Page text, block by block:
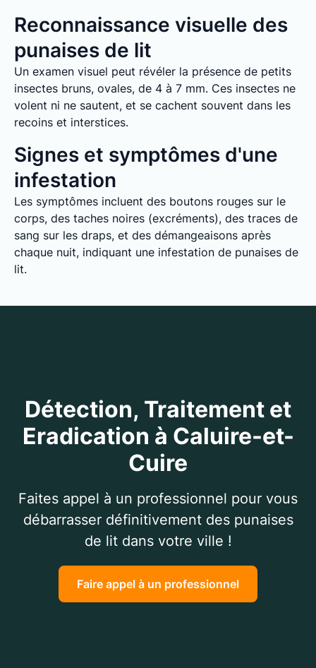
Reconnaissance visuelle des
punaises de lit
Un examen visuel peut révéler la présence de petits
insectes bruns, ovales, de 4 à 7 mm. Ces insectes ne
volent ni ne sautent, et se cachent souvent dans les
recoins et interstices.
Signes et symptômes d'une
infestation
Les symptômes incluent des boutons rouges sur le
corps, des taches noires (excréments), des traces de
sang sur les draps, et des démangeaisons après
chaque nuit, indiquant une infestation de punaises de
lit.
Détection, Traitement et
Eradication à Caluire-et-
Cuire
Faites appel à un professionnel pour vous
débarrasser définitivement des punaises
de lit dans votre ville !
Faire appel à un professionnel